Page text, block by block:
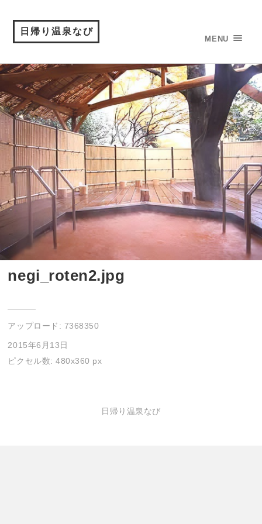
日帰り温泉なび
MENU
negi_roten2.jpg
アップロード: 7368350
2015年6月13日
ピクセル数: 480x360 px
日帰り温泉なび